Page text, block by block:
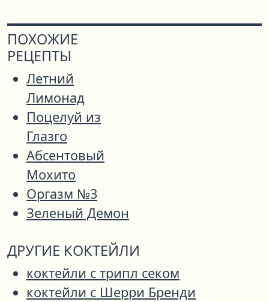
ПОХОЖИЕ
РЕЦЕПТЫ
Летний
Лимонад
Поцелуй из
Глазго
Абсентовый
Мохито
Оргазм №3
Зеленый Демон
ДРУГИЕ КОКТЕЙЛИ
коктейли с трипл секом
коктейли с Шерри Бренди